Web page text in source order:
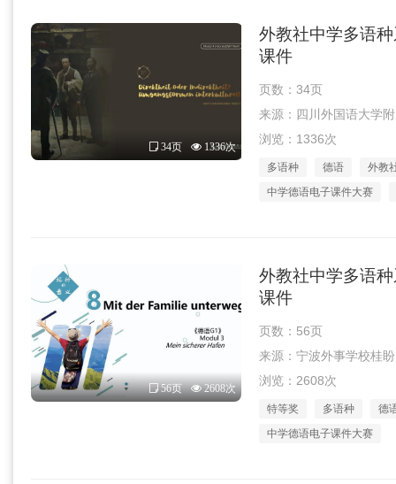
34页 1336次
外教社中学多语
课件
页数：34页
来源：四川外国语大学
浏览：1336次
多语种 德语
外教
中学德语电子课件大赛
56页 2608次
外教社中学多语
课件
页数：56页
来源：宁波外事学校桂
浏览：2608次
特等奖 多语种
德
中学德语电子课件大赛